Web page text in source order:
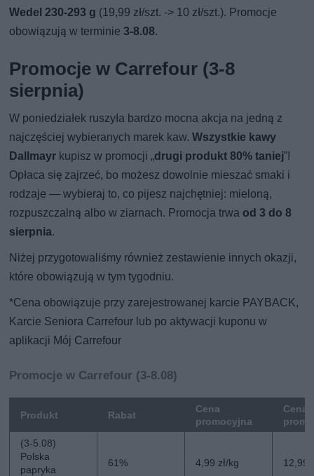
Wedel 230-293 g (19,99 zł/szt. -> 10 zł/szt.). Promocje
obowiązują w terminie3-8.08.
Promocje w Carrefour (3-8
sierpnia)
W poniedziałek ruszyła bardzo mocna akcja na jedną z
najczęściej wybieranych marek kaw.Wszystkie kawy
Dallmayr kupisz w promocji „drugi produkt 80% taniej”!
Opłaca się zajrzeć, bo możesz dowolnie mieszać smaki i
rodzaje — wybieraj to, co pijesz najchętniej: mieloną,
rozpuszczalną albo w ziarnach. Promocja trwa od 3 do 8
sierpnia.
Niżej przygotowaliśmy również zestawienie innych okazji,
które obowiązują w tym tygodniu.
*Cena obowiązuje przy zarejestrowanej karcie PAYBACK,
Karcie Seniora Carrefour lub po aktywacji kuponu w
aplikacji Mój Carrefour
Promocje w Carrefour (3-8.08)
Produkt Rabat
Cena
promocyjna
Cena
(3-5.08)
Polska
papryka
61% 4,99 zł/kg 12,99